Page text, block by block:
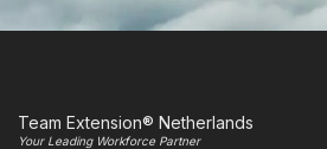
Team Extension® Netherlands
Your Leading Workforce Partner